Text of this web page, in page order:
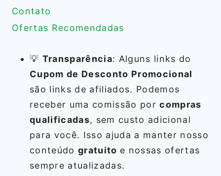
Contato
Ofertas Recomendadas
💡 Transparência: Alguns links do
Cupom de Desconto Promocional
são links de afiliados. Podemos
receber uma comissão porcompras
qualificadas, sem custo adicional
para você. Isso ajuda a manter nosso
conteúdo gratuito e nossas ofertas
sempre atualizadas.